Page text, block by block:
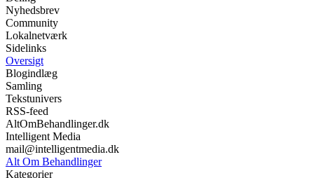
Nyhedsbrev
Community
Lokalnetværk
Sidelinks
Oversigt
Blogindlæg
Samling
Tekstunivers
RSS-feed
AltOmBehandlinger.dk
Intelligent Media
mail@intelligentmedia.dk
Alt Om Behandlinger
Kategorier